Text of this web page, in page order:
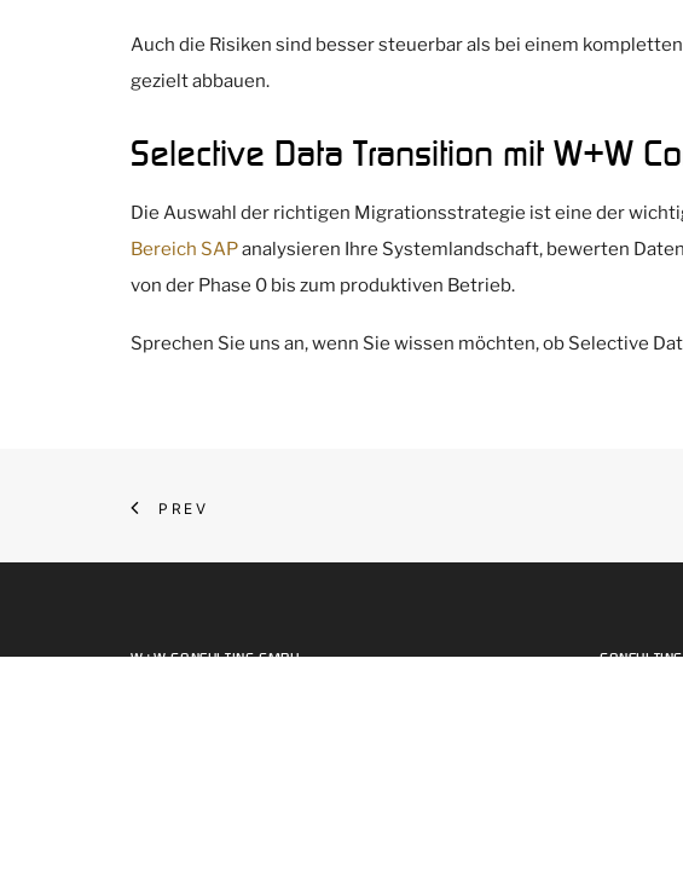
Auch die Risiken sind besser steuerbar als bei einem
gezielt abbauen.
Selective Data Transition mit W+W
Die Auswahl der richtigen Migrationsstrategie ist eine der
Bereich SAPanalysieren Ihre Systemlandschaft, bewerten
von der Phase 0 bis zum produktiven Betrieb.
Sprechen Sie uns an, wenn Sie wissen möchten, ob Selective
PREV
W+W CONSULTING GMBH CONSULTING